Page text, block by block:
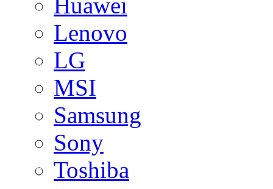
Lenovo
LG
MSI
Samsung
Sony
Toshiba